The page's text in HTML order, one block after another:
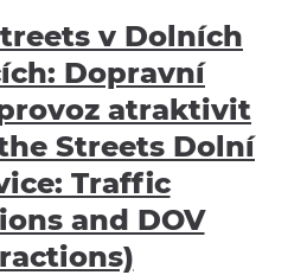
V DOBĚ
OF
!!!
!!! PROVOZ DOLNÍCH
COLOURS OF OSTRAVA !!!
- 17.7.2022
U6
v Dolních
Dopravní
atraktivit
Streets Dolní
Traffic
and DOV